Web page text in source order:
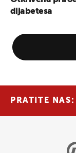
dijabetesa
PRATITE NAS: